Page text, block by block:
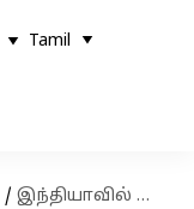
Tamil
/ இந்தியாவில் வெளியானது ரியல்மீ 11 ப்ரோ சீரிஸ் ஸ்மார்ட்போன்கள்